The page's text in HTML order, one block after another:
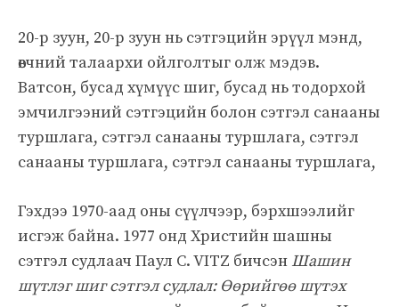
20-р зуун, 20-р зуун нь сэтгэцийн эрүүл мэнд,
өвчний талаархи ойлголтыг олж мэдэв.
Ватсон, бусад хүмүүс шиг, бусад нь тодорхой
эмчилгээний сэтгэцийн болон сэтгэл санааны
туршлага, сэтгэл санааны туршлага, сэтгэл
санааны туршлага, сэтгэл санааны туршлага,
Гэхдээ 1970-аад оны сүүлчээр, бэрхшээлийг
исгэж байна. 1977 онд Христийн шашны
сэтгэл судлаач Паул C. VITZ бичсэн Шашин
шүтлэг шиг сэтгэл судлал: Өөрийгөө шүтэх